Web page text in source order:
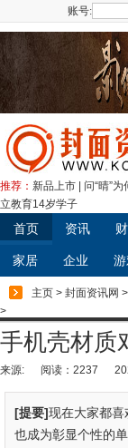
账号:
推荐： 新品上市 | 问“晴”为
立教育14岁学子
首页 资讯
家居 企业
主页 > 封面资讯网 >
>
手机壳材质
来源: 阅读：2237
[提要]现在大家都
也成为彰显个性的